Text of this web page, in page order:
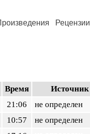
Рецензии
Время
Источник
21:06
не определен
10:57
не определен